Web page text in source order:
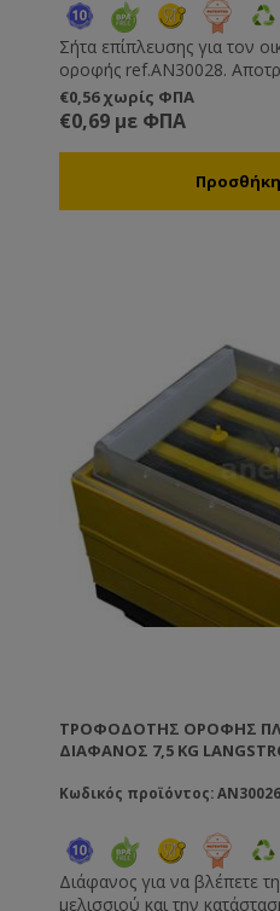
Σήτα επίπλευσης για τον
οροφής ref.AN30028.
μελισσών.
για τρόφιμα.
€0,56 χωρίς ΦΠΑ
€0,69 με ΦΠΑ
ΤΡΟΦΟΔΌΤΗΣ ΟΡΟΦΉΣ
ΔΙΑΦΑΝΟΣ 7,5 KG
Κωδικός προϊόντος: AN30026
Διάφανος για να βλέπετε
μελισσιού και την